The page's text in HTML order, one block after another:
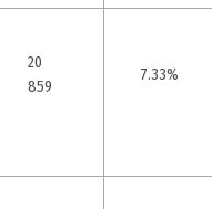
20
859
7.33%